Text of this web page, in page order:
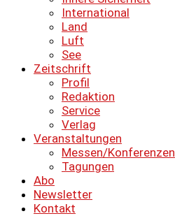
International
Land
Luft
See
Zeitschrift
Profil
Redaktion
Service
Verlag
Veranstaltungen
Messen/Konferenzen
Tagungen
Abo
Newsletter
Kontakt